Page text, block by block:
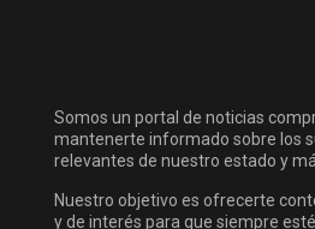
Somos un portal de noticias
mantenerte informado sobre los
relevantes de nuestro estado y
Nuestro objetivo es ofrecerte
y de interés para que siempre